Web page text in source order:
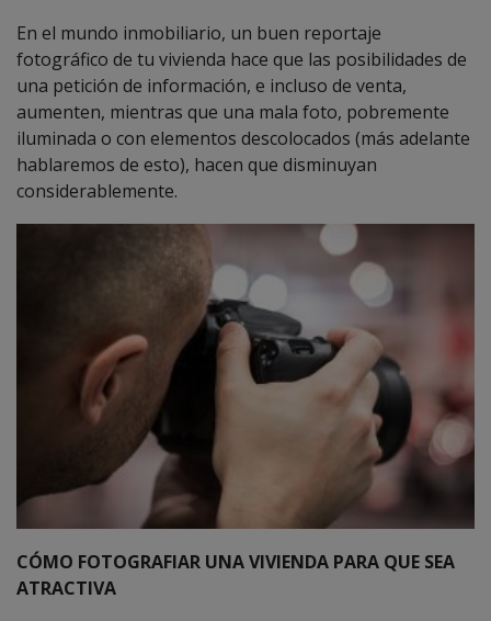
En el mundo inmobiliario, un buen reportaje
fotográfico de tu vivienda hace que las posibilidades de
una petición de información, e incluso de venta,
aumenten, mientras que una mala foto, pobremente
iluminada o con elementos descolocados (más adelante
hablaremos de esto), hacen que disminuyan
considerablemente.
CÓMO FOTOGRAFIAR UNA VIVIENDA PARA QUE SEA
ATRACTIVA